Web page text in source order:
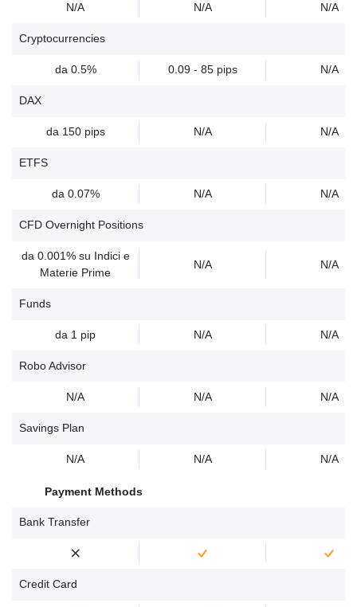
N/A N/A N/A
Cryptocurrencies
da 0.5% 0.09 - 85 pips N/A
DAX
da 150 pips N/A N/A
ETFS
da 0.07% N/A N/A
CFD Overnight Positions
da 0.001% su Indici e
Materie Prime
N/A N/A
Funds
da 1 pip N/A N/A
Robo Advisor
N/A N/A N/A
Savings Plan
N/A N/A N/A
Payment Methods
Bank Transfer
Credit Card